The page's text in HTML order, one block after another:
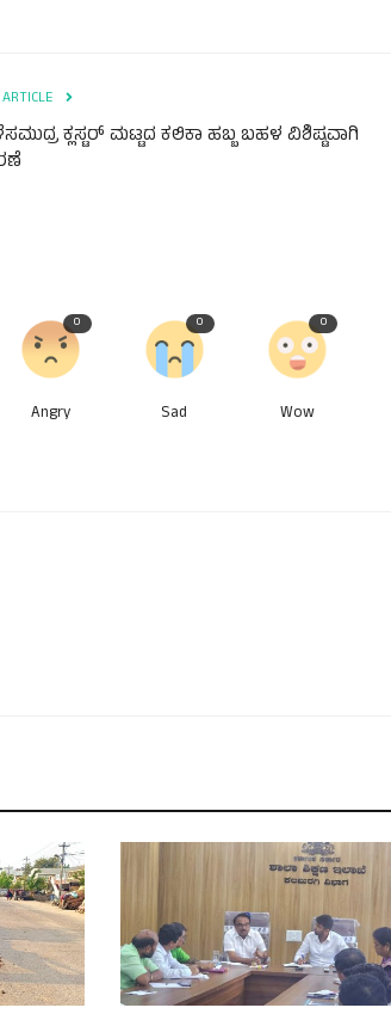
ಕ್ಲಸ್ಟರ್ ಮಟ್ಟದ ಕಲಿಕಾ ಹಬ್ಬ ಬಹಳ ವಿಶಿಷ್ಟವಾಗಿ
0
Angry
0
Sad
0
Wow